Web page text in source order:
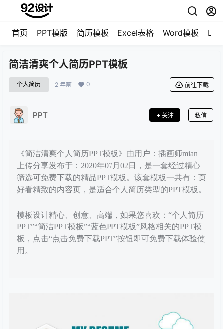
首页 PPT模版 简历模板 Excel表格 Word模板
简洁清爽个人简历PPT模板
个人简历 2 年前 0 前往下载
PPT 关注 私信
《简洁清爽个人简历PPT模板》由用户：插画师mian
上传分享发布于：2020年07月02日，是一套经过精心
筛选可免费下载的精品PPT模板。该套模板一共有：页
好看精致的内容页，是适合个人简历类型的PPT模板。
模板设计精心、创意、高端，如果您喜欢：“个人简历
PPT”“简洁PPT模板”“蓝色PPT模板”风格相关的PPT模
板，点击“点击免费下载PPT”按钮即可免费下载体验使
用。